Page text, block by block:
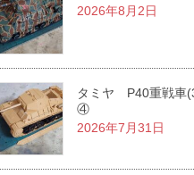
2026年8月2日
タミヤ P40重戦車
④
2026年7月31日